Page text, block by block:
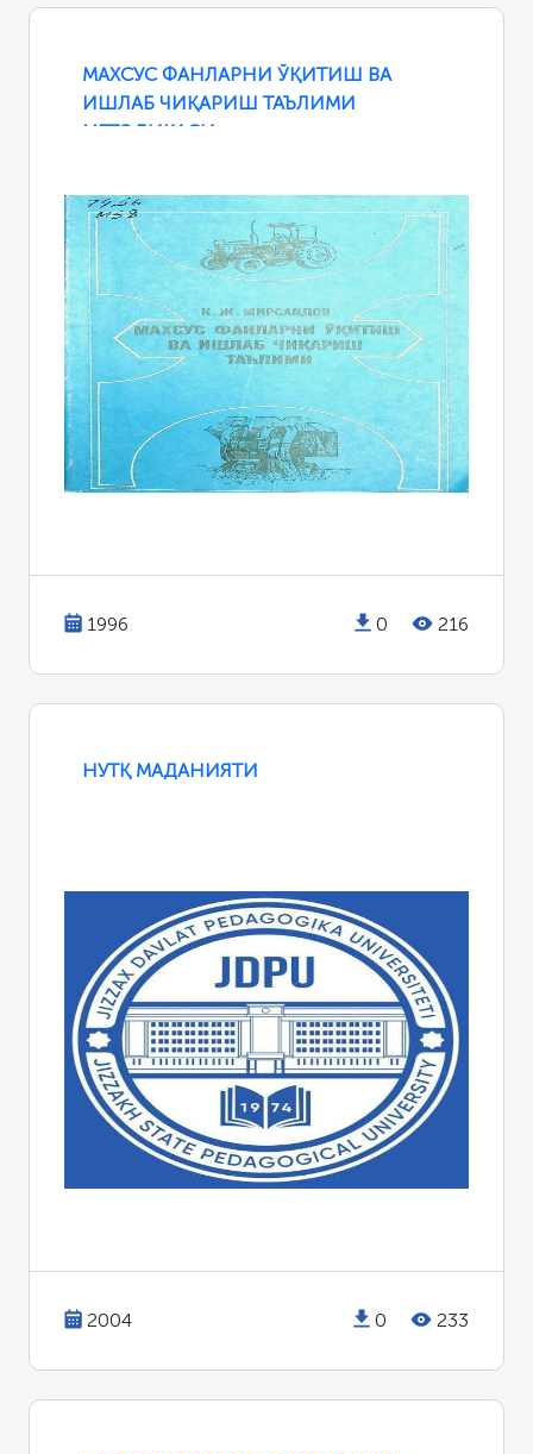
МАХСУС ФАНЛАРНИ ЎҚИТИШ ВА
ИШЛАБ ЧИҚАРИШ ТАЪЛИМИ
МЕТОДИКАСИ
1996 0 216
НУТҚ МАДАНИЯТИ
2004 0 233